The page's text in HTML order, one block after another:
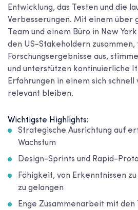
Entwicklung, das Testen und die
Verbesserungen. Mit einem über
Team und einem Büro in New
den US-Stakeholdern zusammen,
Forschungsergebnisse aus,
und unterstützen kontinuierliche
Erfahrungen in einem sich
relevant bleiben.
Wichtigste Highlights:
Strategische Ausrichtung auf
Wachstum
Design-Sprints und Rapid-
Fähigkeit, von Erkenntnissen
zu gelangen
Enge Zusammenarbeit mit den